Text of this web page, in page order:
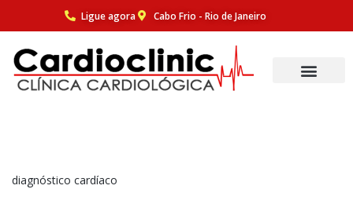
para
o
Ligue agora Cabo Frio - Rio de Janeiro
diagnóstico cardíaco